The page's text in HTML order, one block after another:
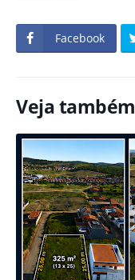
Facebook
Veja também